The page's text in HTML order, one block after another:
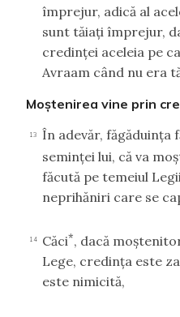
împrejur, adică al
sunt tăiaţi împrejur,
credinţei aceleia pe
Avraam când nu era
Moştenirea vine prin
13
În adevăr, făgăduinţa
seminţei lui, că va
făcută pe temeiul
neprihăniri care se
14 Căci*, dacă
Lege, credinţa este
este nimicită,